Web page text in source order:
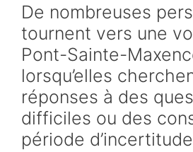
De nombreuses
tournent vers une
Pont-Sainte-
lorsqu’elles
réponses à des
difficiles ou des
période d’incertitude